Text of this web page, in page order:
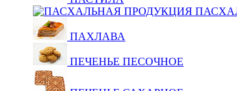
ПАХЛАВА
ПЕЧЕНЬЕ ПЕСОЧНОЕ